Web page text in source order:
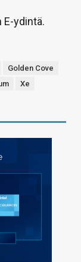
ydintä.
Golden Cove
Xe